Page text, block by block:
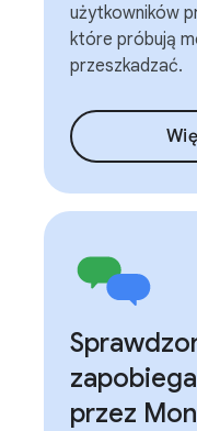
użytkowników
które próbują
przeszkadzać.
przez